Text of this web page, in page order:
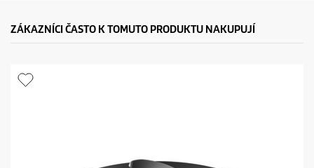
ZÁKAZNÍCI ČASTO K TOMUTO PRODUKTU NAKUPUJÍ